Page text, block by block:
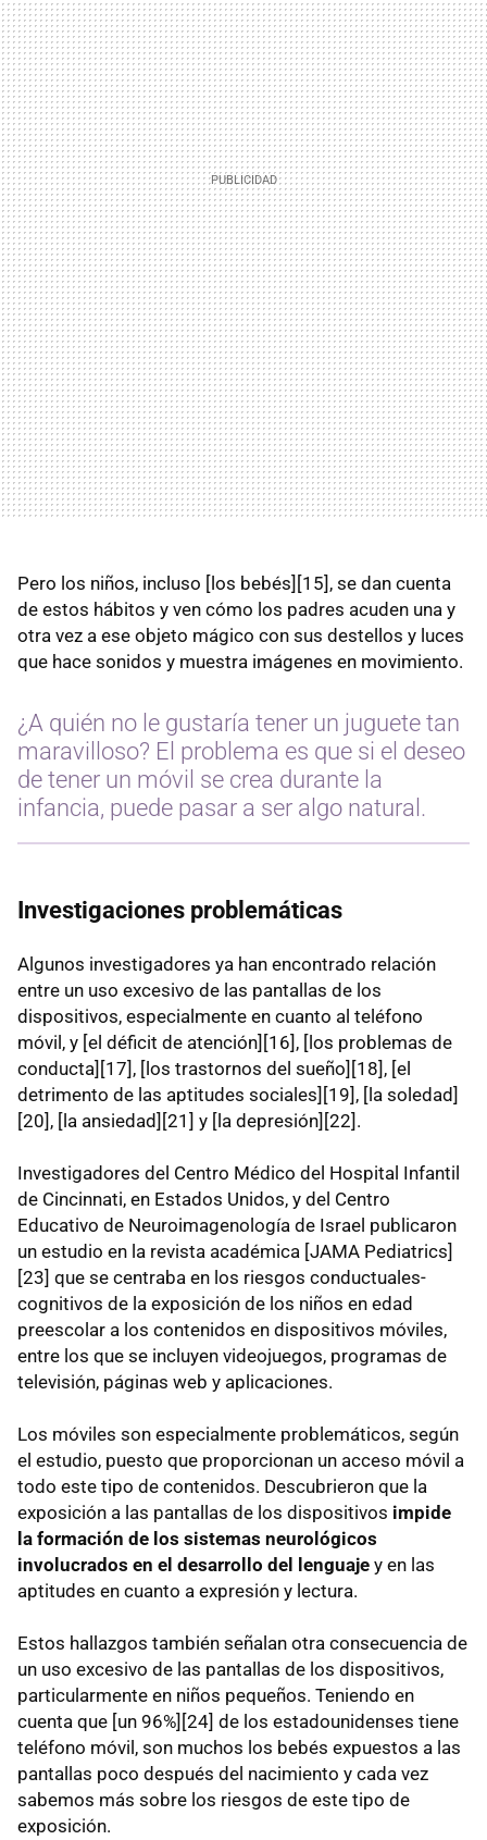
Pero los niños, incluso [los bebés][15], se dan cuenta
de estos hábitos y ven cómo los padres acuden una y
otra vez a ese objeto mágico con sus destellos y luces
que hace sonidos y muestra imágenes en movimiento.
¿A quién no le gustaría tener un juguete tan
maravilloso? El problema es que si el deseo
de tener un móvil se crea durante la
infancia, puede pasar a ser algo natural.
Investigaciones problemáticas
Algunos investigadores ya han encontrado relación
entre un uso excesivo de las pantallas de los
dispositivos, especialmente en cuanto al teléfono
móvil, y [el déficit de atención][16], [los problemas de
conducta][17], [los trastornos del sueño][18], [el
detrimento de las aptitudes sociales][19], [la soledad]
[20], [la ansiedad][21] y [la depresión][22].
Investigadores del Centro Médico del Hospital Infantil
de Cincinnati, en Estados Unidos, y del Centro
Educativo de Neuroimagenología de Israel publicaron
un estudio en la revista académica [JAMA Pediatrics]
[23] que se centraba en los riesgos conductuales-
cognitivos de la exposición de los niños en edad
preescolar a los contenidos en dispositivos móviles,
entre los que se incluyen videojuegos, programas de
televisión, páginas web y aplicaciones.
Los móviles son especialmente problemáticos, según
el estudio, puesto que proporcionan un acceso móvil a
todo este tipo de contenidos. Descubrieron que la
exposición a las pantallas de los dispositivos impide
la formación de los sistemas neurológicos
involucrados en el desarrollo del lenguaje y en las
aptitudes en cuanto a expresión y lectura.
Estos hallazgos también señalan otra consecuencia de
un uso excesivo de las pantallas de los dispositivos,
particularmente en niños pequeños. Teniendo en
cuenta que [un 96%][24] de los estadounidenses tiene
teléfono móvil, son muchos los bebés expuestos a las
pantallas poco después del nacimiento y cada vez
sabemos más sobre los riesgos de este tipo de
exposición.